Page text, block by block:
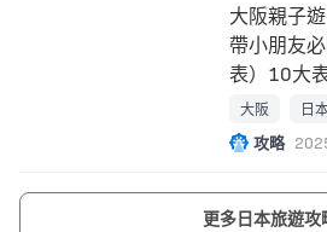
大阪親子
帶小朋友
表）10大
指南！
大阪 日
攻略
更多日本旅遊攻